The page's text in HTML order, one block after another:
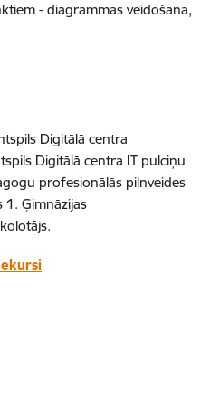
- diagrammas veidošana,
Digitālā centra
Digitālā centra IT pulciņu
profesionālās pilnveides
1. Ģimnāzijas